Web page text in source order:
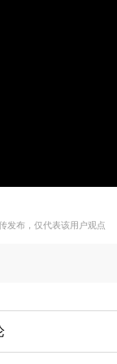
发布，仅代表该用户观点